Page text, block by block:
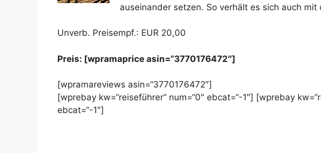
auseinander setzen. So verhält es sich auch mit
Unverb. Preisempf.: EUR 20,00
Preis: [wpramaprice asin=“3770176472″]
[wpramareviews asin=“3770176472″]
[wprebay kw=“reiseführer“ num=“0″ ebcat=“-1″] [wprebay
ebcat=“-1″]